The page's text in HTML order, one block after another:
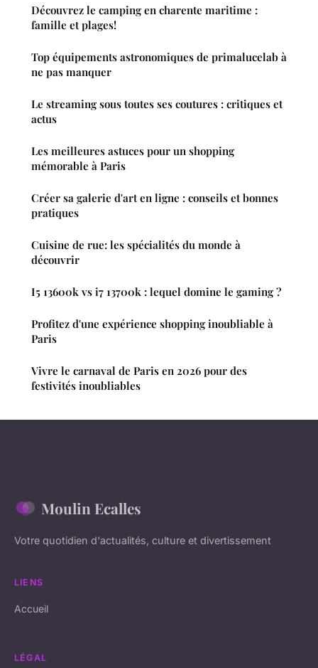
Découvrez le camping en charente maritime :
famille et plages!
Top équipements astronomiques de primalucelab à
ne pas manquer
Le streaming sous toutes ses coutures : critiques et
actus
Les meilleures astuces pour un shopping
mémorable à Paris
Créer sa galerie d'art en ligne : conseils et bonnes
pratiques
Cuisine de rue: les spécialités du monde à
découvrir
I5 13600k vs i7 13700k : lequel domine le gaming ?
Profitez d'une expérience shopping inoubliable à
Paris
Vivre le carnaval de Paris en 2026 pour des
festivités inoubliables
Moulin Ecalles
Votre quotidien d'actualités, culture et divertissement
LIENS
Accueil
LÉGAL